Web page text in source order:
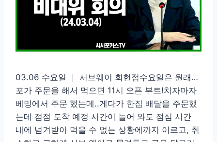
03.06 수요일 ｜ 서브웨이 회현점수요일은 원래…
포가 주문을 해서 먹으면 11시 오픈 부트!치자마자
베밍에서 주문 했는데..게다가 한집 배달을 주문했
는데 점점 도착 예정 시간이 늘어 와도 점심 시간
내에 넘겨받아 먹을 수 없는 상황에까지 이르고, 취